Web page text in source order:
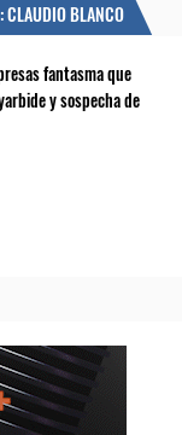
CLAUDIO BLANCO
fantasma que
y sospecha de